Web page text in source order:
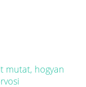
mutat, hogyan